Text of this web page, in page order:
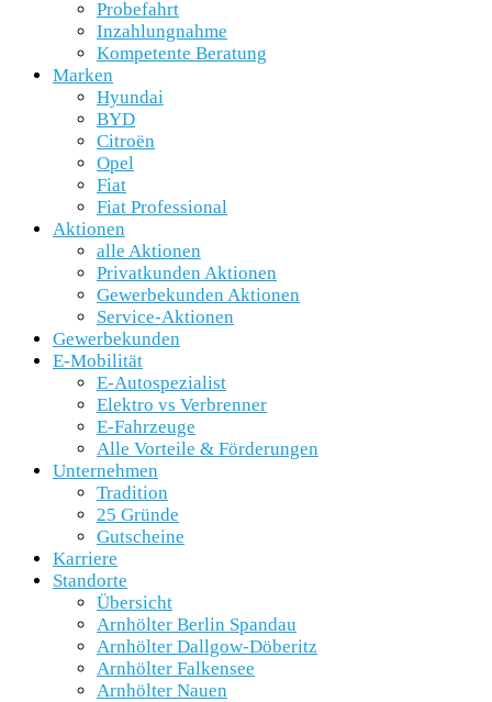
Probefahrt
Inzahlungnahme
Kompetente Beratung
Marken
Hyundai
BYD
Citroën
Opel
Fiat
Fiat Professional
Aktionen
alle Aktionen
Privatkunden Aktionen
Gewerbekunden Aktionen
Service-Aktionen
Gewerbekunden
E-Mobilität
E-Autospezialist
Elektro vs Verbrenner
E-Fahrzeuge
Alle Vorteile & Förderungen
Unternehmen
Tradition
25 Gründe
Gutscheine
Karriere
Standorte
Übersicht
Arnhölter Berlin Spandau
Arnhölter Dallgow-Döberitz
Arnhölter Falkensee
Arnhölter Nauen